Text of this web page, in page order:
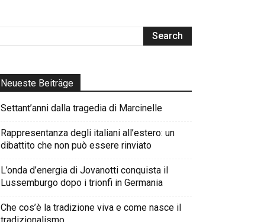
Neueste Beiträge
Settant’anni dalla tragedia di Marcinelle
Rappresentanza degli italiani all’estero: un
dibattito che non può essere rinviato
L’onda d’energia di Jovanotti conquista il
Lussemburgo dopo i trionfi in Germania
Che cos’è la tradizione viva e come nasce il